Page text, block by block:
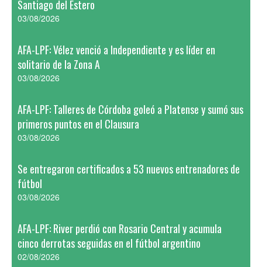
Santiago del Estero
03/08/2026
AFA-LPF: Vélez venció a Independiente y es líder en
solitario de la Zona A
03/08/2026
AFA-LPF: Talleres de Córdoba goleó a Platense y sumó sus
primeros puntos en el Clausura
03/08/2026
Se entregaron certificados a 53 nuevos entrenadores de
fútbol
03/08/2026
AFA-LPF: River perdió con Rosario Central y acumula
cinco derrotas seguidas en el fútbol argentino
02/08/2026